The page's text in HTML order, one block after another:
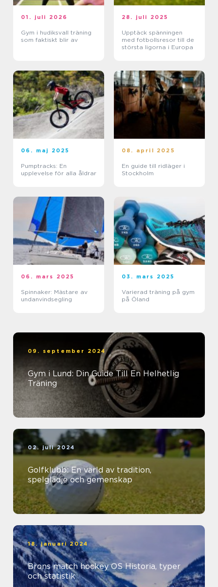
01. juli 2026
Gym i hudiksvall träning
som faktiskt blir av
28. juli 2025
Upptäck spänningen
med fotbollsresor till de
största ligorna i Europa
06. maj 2025
Pumptracks: En
upplevelse för alla åldrar
08. april 2025
En guide till ridläger i
Stockholm
06. mars 2025
Spinnaker: Mästare av
undanvindsegling
03. mars 2025
Varierad träning på gym
på Öland
09. september 2024
Gym i Lund: Din Guide Till En Helhetlig
Träning
02. juli 2024
Golfklubb: En värld av tradition,
spelglädje och gemenskap
18. januari 2024
Brons match hockey OS Historia, typer
och statistik